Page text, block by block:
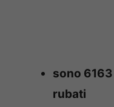
sono
rubati